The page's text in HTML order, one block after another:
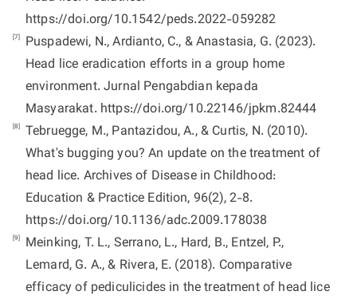
https://doi.org/10.1542/peds.2022-059282
[7]
Puspadewi, N., Ardianto, C., & Anastasia, G. (2023).
Head lice eradication efforts in a group home
environment. Jurnal Pengabdian kepada
Masyarakat. https://doi.org/10.22146/jpkm.82444
[8] Tebruegge, M., Pantazidou, A., & Curtis, N. (2010).
What's bugging you? An update on the treatment of
head lice. Archives of Disease in Childhood:
Education & Practice Edition, 96(2), 2-8.
https://doi.org/10.1136/adc.2009.178038
[9]
Meinking, T. L., Serrano, L., Hard, B., Entzel, P.,
Lemard, G. A., & Rivera, E. (2018). Comparative
efficacy of pediculicides in the treatment of head lice